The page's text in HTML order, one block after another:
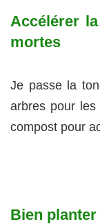
Accélérer
mortes
Je passe la
arbres pour
compost pour
Bien